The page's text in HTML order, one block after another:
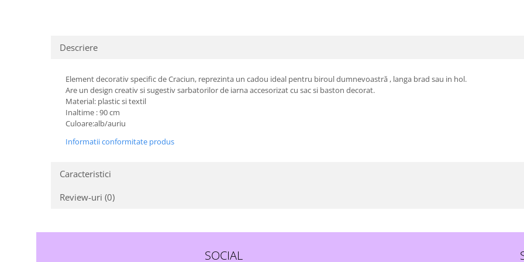
Descriere
Element decorativ specific de Craciun, reprezinta un cadou ideal pentru biroul dumnevoastră , langa brad sau in hol.
Are un design creativ si sugestiv sarbatorilor de iarna accesorizat cu sac si baston decorat.
Material: plastic si textil
Inaltime : 90 cm
Culoare:alb/auriu
Informatii conformitate produs
Caracteristici
Review-uri (0)
SOCIAL